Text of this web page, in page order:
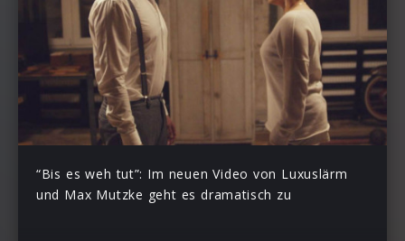
“Bis es weh tut”: Im neuen Video von Luxuslärm
und Max Mutzke geht es dramatisch zu